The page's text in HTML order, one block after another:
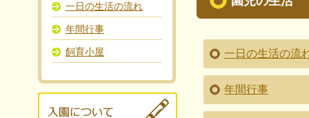
一日の生活の流
年間行事
一日の生活の流れ
年間行事
飼育小屋